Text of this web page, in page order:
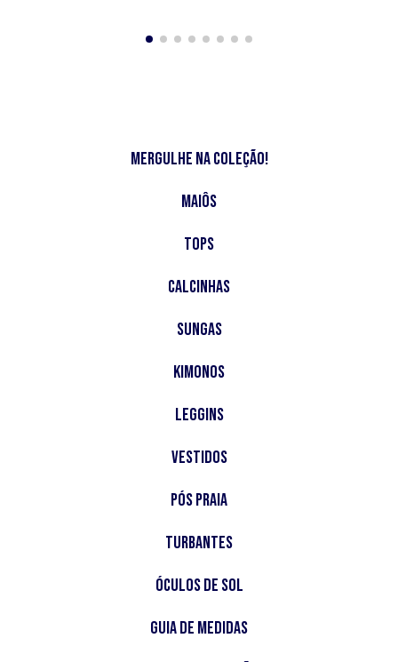
Mergulhe na Coleção!
Maiôs
Tops
Calcinhas
Sungas
Kimonos
Leggins
Vestidos
Pós Praia
Turbantes
Óculos de Sol
Guia de Medidas